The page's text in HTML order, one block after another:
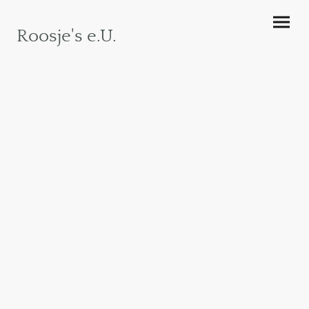
Roosje's e.U.